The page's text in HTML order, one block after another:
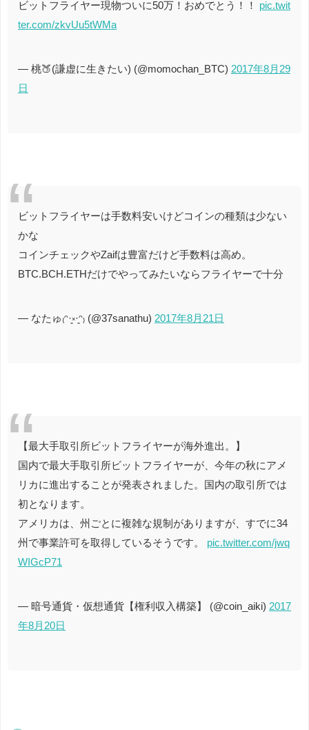
ビットフライヤー現物ついに50万！おめでとう！！ pic.twit
ter.com/zkvUu5tWMa
— 桃🍑(謙虚に生きたい) (@momochan_BTC) 2017年8月29
日
ビットフライヤーは手数料安いけどコインの種類は少ない
かな
コインチェックやZaifは豊富だけど手数料は高め。
BTC.BCH.ETHだけでやってみたいならフライヤーで十分
— なたゅ₍ᵔ·͈༝·͈ᵔ₎ (@37sanathu) 2017年8月21日
【最大手取引所ビットフライヤーが海外進出。】
国内で最大手取引所ビットフライヤーが、今年の秋にアメ
リカに進出することが発表されました。国内の取引所では
初となります。
アメリカは、州ごとに複雑な規制がありますが、すでに34
州で事業許可を取得しているそうです。 pic.twitter.com/jwq
WIGcP71
— 暗号通貨・仮想通貨【権利収入構築】 (@coin_aiki) 2017
年8月20日